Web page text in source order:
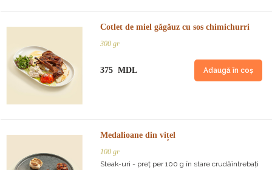
Cotlet de miel găgăuz cu sos chimichurri
300 gr
375 MDL Adaugă în coș
Medalioane din vițel
100 gr
Steak-uri - preț per 100 g în stare crudăîntrebați